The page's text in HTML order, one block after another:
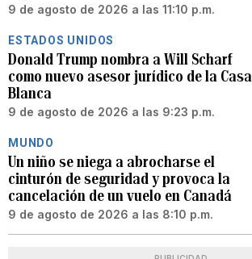
9 de agosto de 2026 a las 11:10 p.m.
ESTADOS UNIDOS
Donald Trump nombra a Will Scharf
como nuevo asesor jurídico de la Casa
Blanca
9 de agosto de 2026 a las 9:23 p.m.
MUNDO
Un niño se niega a abrocharse el
cinturón de seguridad y provoca la
cancelación de un vuelo en Canadá
9 de agosto de 2026 a las 8:10 p.m.